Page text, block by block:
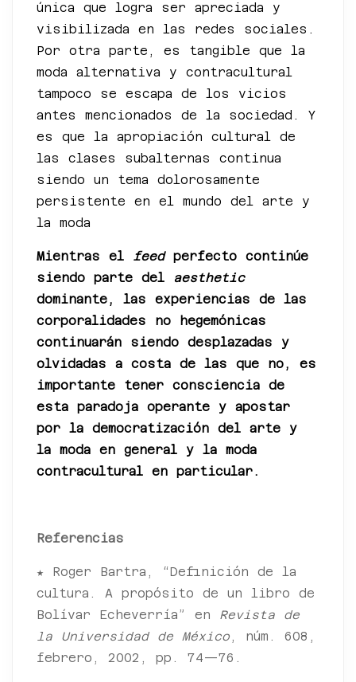
única que logra ser apreciada y
visibilizada en las redes sociales.
Por otra parte, es tangible que la
moda alternativa y contracultural
tampoco se escapa de los vicios
antes mencionados de la sociedad. Y
es que la apropiación cultural de
las clases subalternas continua
siendo un tema dolorosamente
persistente en el mundo del arte y
la moda
Mientras el feed perfecto continúe
siendo parte del
aesthetic
dominante, las experiencias de las
corporalidades no hegemónicas
continuarán siendo desplazadas y
olvidadas a costa de las que no, es
importante tener consciencia de
esta paradoja operante y apostar
por la democratización del arte y
la moda en general y la moda
contracultural en particular.
Referencias
★ Roger Bartra, “Definición de la
cultura. A propósito de un libro de
Bolívar Echeverría” en Revista de
la Universidad de México , núm. 608,
febrero, 2002, pp. 74—76.